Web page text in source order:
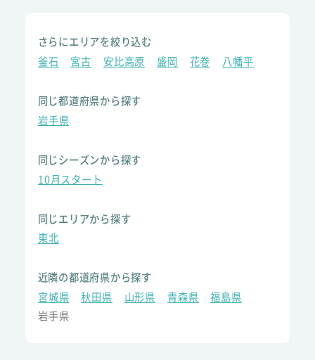
さらにエリアを絞り込む
釜石
宮古 安比高原 盛岡 花巻 八幡平
同じ都道府県から探す
岩手県
同じシーズンから探す
10月スタート
同じエリアから探す
東北
近隣の都道府県から探す
宮城県
秋田県 山形県 青森県
福島県
岩手県